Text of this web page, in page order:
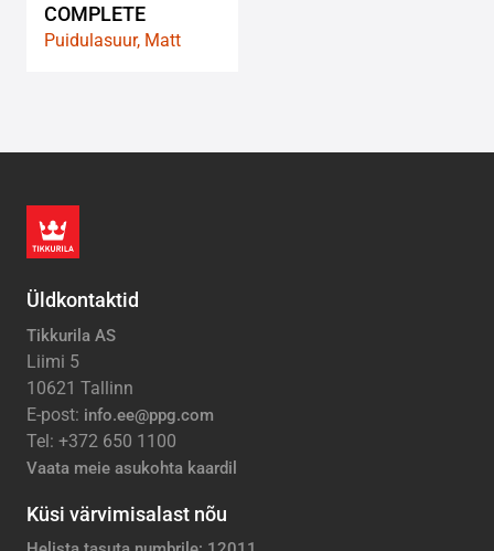
COMPLETE
Puidulasuur, Matt
Üldkontaktid
Tikkurila AS
Liimi 5
10621 Tallinn
E-post: info.ee@ppg.com
Tel: +372 650 1100
Vaata meie asukohta kaardil
Küsi värvimisalast nõu